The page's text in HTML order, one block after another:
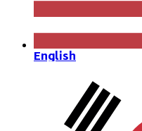
English